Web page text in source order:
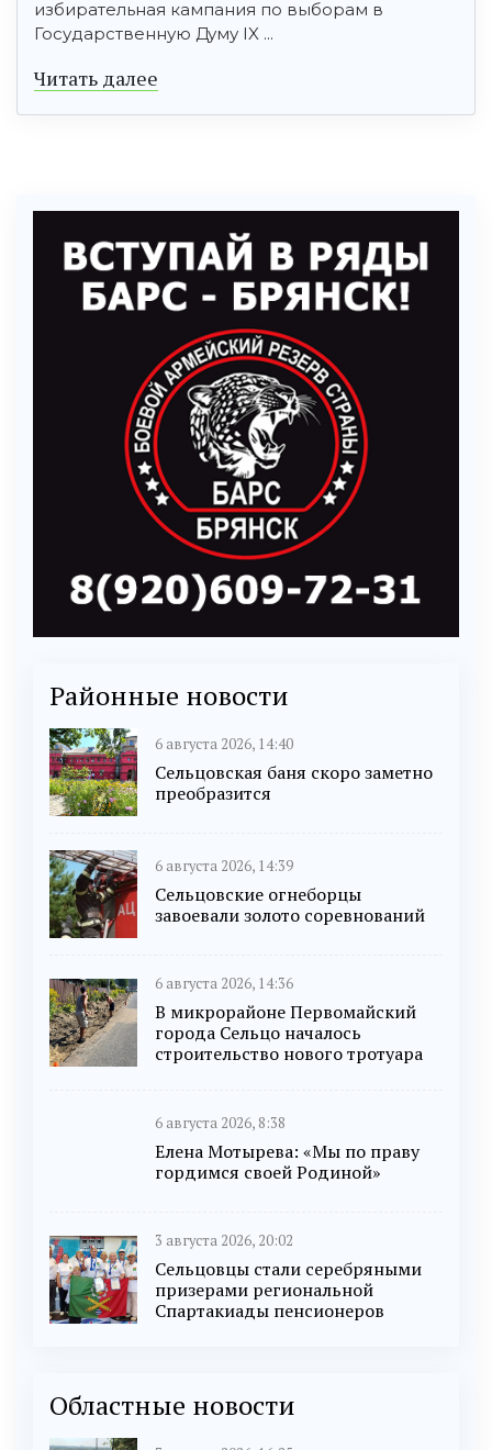
избирательная кампания по выборам в
Государственную Думу IX ...
Читать далее
Районные новости
6 августа 2026, 14:40
Сельцовская баня скоро заметно
преобразится
6 августа 2026, 14:39
Сельцовские огнеборцы
завоевали золото соревнований
6 августа 2026, 14:36
В микрорайоне Первомайский
города Сельцо началось
строительство нового тротуара
6 августа 2026, 8:38
Елена Мотырева: «Мы по праву
гордимся своей Родиной»
3 августа 2026, 20:02
Сельцовцы стали серебряными
призерами региональной
Спартакиады пенсионеров
Областные новости